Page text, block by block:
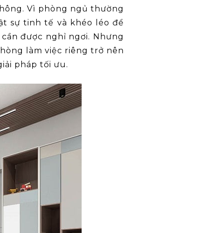
Vì phòng ngủ thường
sự tinh tế và khéo léo để
được nghỉ ngơi. Nhưng
làm việc riêng trở nên
pháp tối ưu.